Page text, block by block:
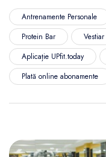
Antrenamente Personale
Protein Bar
Vestiar
Aplicație UPfit.today
Plată online abonamente